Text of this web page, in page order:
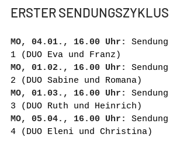
ERSTER SENDUNGSZYKLUS
MO, 04.01., 16.00 Uhr:
Sendung
1 (DUO Eva und Franz)
MO, 01.02., 16.00 Uhr:
Sendung
2 (DUO Sabine und Romana)
MO, 01.03., 16.00 Uhr:
Sendung
3 (DUO Ruth und Heinrich)
MO, 05.04., 16.00 Uhr:
Sendung
4 (DUO Eleni und Christina)